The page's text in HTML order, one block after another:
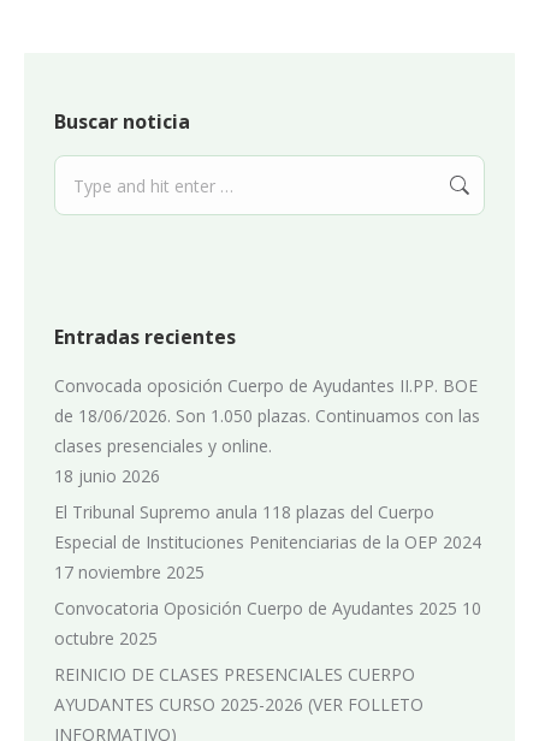
Buscar noticia
Search:
Entradas recientes
Convocada oposición Cuerpo de Ayudantes II.PP. BOE
de 18/06/2026. Son 1.050 plazas. Continuamos con las
clases presenciales y online.
18 junio 2026
El Tribunal Supremo anula 118 plazas del Cuerpo
Especial de Instituciones Penitenciarias de la OEP 2024
17 noviembre 2025
Convocatoria Oposición Cuerpo de Ayudantes 2025 10
octubre 2025
REINICIO DE CLASES PRESENCIALES CUERPO
AYUDANTES CURSO 2025-2026 (VER FOLLETO
INFORMATIVO)